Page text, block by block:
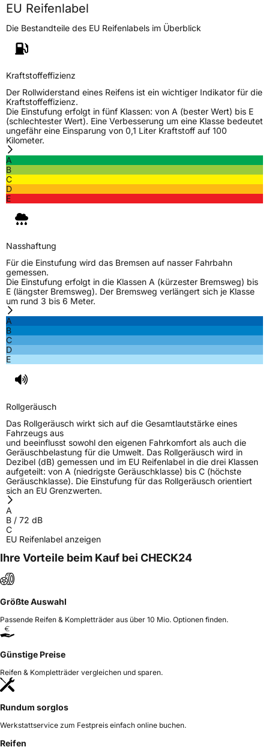
Höchstlast1060 kg
Generelle Merkmale
Fahrzeugtyp
VerwendungSommerreifen
ModellnameAT 786
FahrzeugartPKW & SUV
Weitere Eigenschaften
SchlauchtypTL
ZustandNeureifen
Nasshaftung C
Rollgeräusch (Klasse)
EPREL ID 518557
Allgemeine Produktsicherheit (GPSR)
HerstellerkontaktShandong Changfeng Tire Co. LTD, YongAn
Street Guangrao County Dongying City
Shandong Province China,
liu.yang@hengfengtires.com
EU Reifenlabel
Die Bestandteile des EU Reifenlabels im Überblick
Kraftstoffeffizienz
Der Rollwiderstand eines Reifens ist ein wichtiger Indikator für die
Kraftstoffeffizienz.
Die Einstufung erfolgt in fünf Klassen: von A (bester Wert) bis E
(schlechtester Wert). Eine Verbesserung um eine Klasse bedeutet
ungefähr eine Einsparung von 0,1 Liter Kraftstoff auf 100
Kilometer.
A
B
C
D
E
Nasshaftung
Für die Einstufung wird das Bremsen auf nasser Fahrbahn
gemessen.
Die Einstufung erfolgt in die Klassen A (kürzester Bremsweg) bis
E (längster Bremsweg). Der Bremsweg verlängert sich je Klasse
um rund 3 bis 6 Meter.
A
B
C
D
E
Rollgeräusch
Das Rollgeräusch wirkt sich auf die Gesamtlautstärke eines
Fahrzeugs aus
und beeinflusst sowohl den eigenen Fahrkomfort als auch die
Geräuschbelastung für die Umwelt. Das Rollgeräusch wird in
Dezibel (dB) gemessen und im EU Reifenlabel in die drei Klassen
aufgeteilt: von A (niedrigste Geräuschklasse) bis C (höchste
Geräuschklasse). Die Einstufung für das Rollgeräusch orientiert
sich an EU Grenzwerten.
A
B / 72 dB
C
EU Reifenlabel anzeigen
Ihre Vorteile beim Kauf bei CHECK24
Größte Auswahl
Passende Reifen & Kompletträder aus über 10 Mio. Optionen finden.
Günstige Preise
Reifen & Kompletträder vergleichen und sparen.
Rundum sorglos
Werkstattservice zum Festpreis einfach online buchen.
Reifen